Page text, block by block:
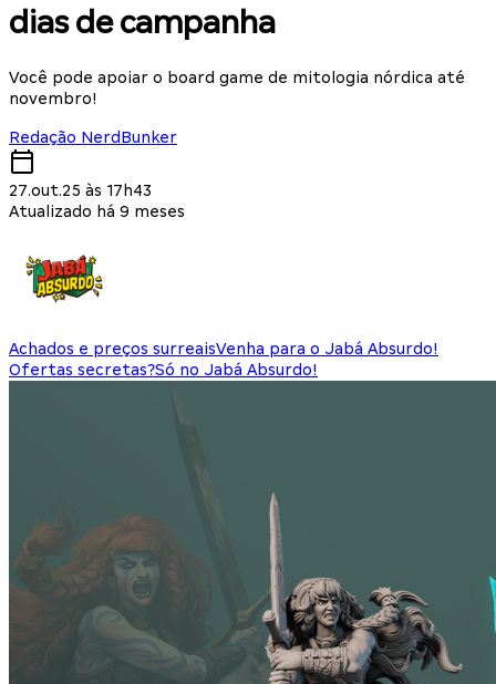
dias de campanha
Você pode apoiar o board game de mitologia nórdica até
novembro!
Redação NerdBunker
27.out.25 às 17h43
Atualizado há 9 meses
Achados e preços surreaisVenha para o Jabá Absurdo!
Ofertas secretas?Só no Jabá Absurdo!